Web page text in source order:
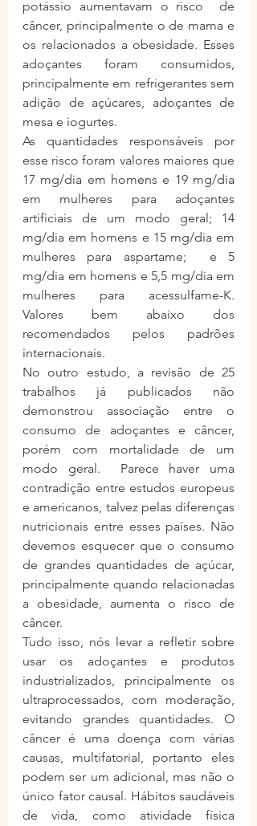
potássio aumentavam o risco  de
câncer, principalmente o de mama e
os relacionados a obesidade. Esses
adoçantes foram consumidos,
principalmente em refrigerantes sem
adição de açúcares, adoçantes de
mesa e iogurtes.
As quantidades responsáveis por
esse risco foram valores maiores que
17 mg/dia em homens e 19 mg/dia
em mulheres para adoçantes
artificiais de um modo geral; 14
mg/dia em homens e 15 mg/dia em
mulheres para aspartame;  e 5
mg/dia em homens e 5,5 mg/dia em
mulheres para acessulfame-K.
Valores bem abaixo dos
recomendados pelos padrões
internacionais.
No outro estudo, a revisão de 25
trabalhos já publicados não
demonstrou associação entre o
consumo de adoçantes e câncer,
porém com mortalidade de um
modo geral.  Parece haver uma
contradição entre estudos europeus
e americanos, talvez pelas diferenças
nutricionais entre esses países. Não
devemos esquecer que o consumo
de grandes quantidades de açúcar,
principalmente quando relacionadas
a obesidade, aumenta o risco de
câncer.
Tudo isso, nós levar a refletir sobre
usar os adoçantes e produtos
industrializados, principalmente os
ultraprocessados, com moderação,
evitando grandes quantidades. O
câncer é uma doença com várias
causas, multifatorial, portanto eles
podem ser um adicional, mas não o
único fator causal. Hábitos saudáveis
de vida, como atividade física